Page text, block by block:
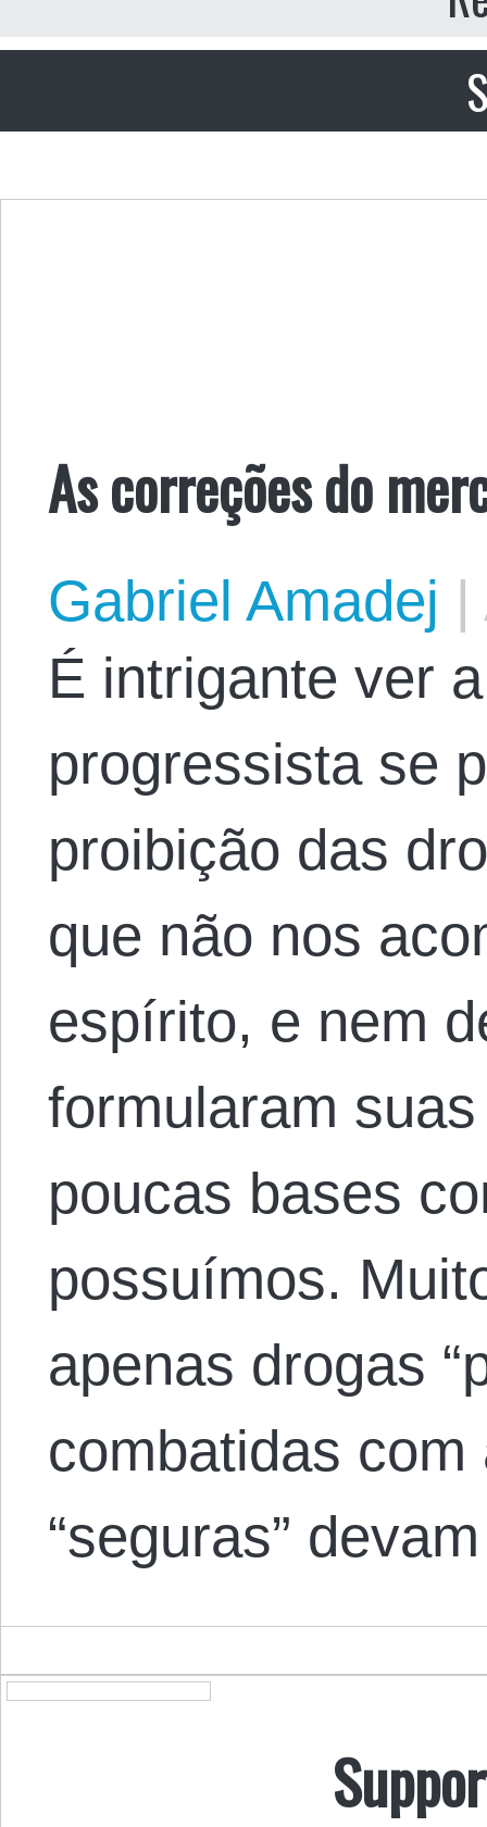
As correções do
Gabriel Amadej |
É intrigante ver
progressista se
proibição das
que não nos
espírito, e nem
formularam
poucas bases
possuímos.
apenas drogas
combatidas
“seguras”